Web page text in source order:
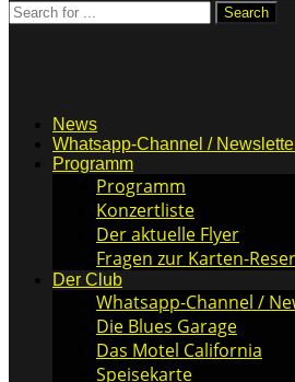
News
Whatsapp-Channel /
Programm
Programm
Konzertliste
Der aktuelle Flyer
Fragen zur Karten-
Der Club
Whatsapp-Channel /
Die Blues Garage
Das Motel California
Speisekarte